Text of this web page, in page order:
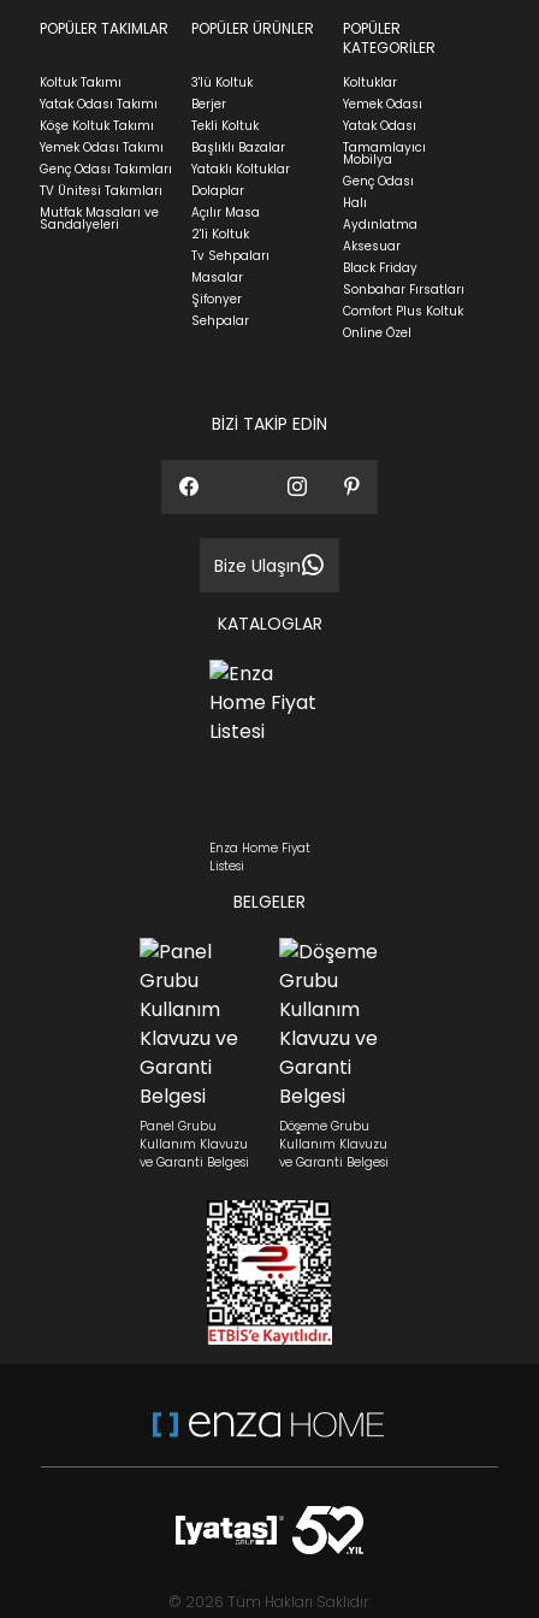
we can't guarantee it'll be there for long.
Teslimat
Ev tekstili siparişlerinizin kargoya verilme süresi
ortalama 5-24 iş günüdür.
Yatak siparişlerinizin teslim süresi yaşadığınız şehre
ve ürünün stok durumuna göre ortalama 5-24 iş
günüdür.
Panel ve Döşeme grubu ürün siparişlerinizin teslim
süresi yaşadığınız şehre ve ürünün stok durumuna
göre ortalama 30-45 iş günüdür.
Siparişlerim bölümünden sürecinizi takip edebilirsiniz.
Sıkça Sorulan Sorularbölümünü ziyaret
POPÜLER TAKIMLAR
Koltuk Takımı
Yatak Odası Takımı
Köşe Koltuk Takımı
Yemek Odası Takımı
Genç Odası Takımları
TV Ünitesi Takımları
Mutfak Masaları ve
Sandalyeleri
POPÜLER ÜRÜNLER
3'lü Koltuk
Berjer
Tekli Koltuk
Başlıklı Bazalar
Yataklı Koltuklar
Dolaplar
Açılır Masa
2'li Koltuk
Tv Sehpaları
Masalar
Şifonyer
Sehpalar
POPÜLER
KATEGORİLER
Koltuklar
Yemek Odası
Yatak Odası
Tamamlayıcı
Mobilya
Genç Odası
Halı
Aydınlatma
Aksesuar
Black Friday
Sonbahar Fırsatları
Comfort Plus Koltuk
Online Özel
BİZİ TAKİP EDİN
Bize Ulaşın
KATALOGLAR
Enza Home Fiyat
Listesi
BELGELER
Panel Grubu
Kullanım Klavuzu
ve Garanti Belgesi
Döşeme Grubu
Kullanım Klavuzu
ve Garanti Belgesi
© 2026 Tüm Hakları Saklıdır.